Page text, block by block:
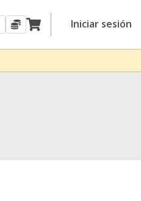
Iniciar sesión